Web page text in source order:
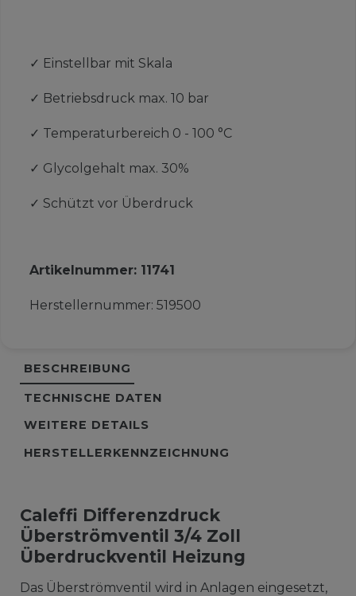
✓ Einstellbar mit Skala
✓ Betriebsdruck max. 10 bar
✓ Temperaturbereich 0 - 100 °C
✓ Glycolgehalt max. 30%
✓ Schützt vor Überdruck
Artikelnummer: 11741
Herstellernummer: 519500
BESCHREIBUNG
TECHNISCHE DATEN
WEITERE DETAILS
HERSTELLERKENNZEICHNUNG
Caleffi Differenzdruck
Überströmventil 3/4 Zoll
Überdruckventil Heizung
Das Überströmventil wird in Anlagen eingesetzt,